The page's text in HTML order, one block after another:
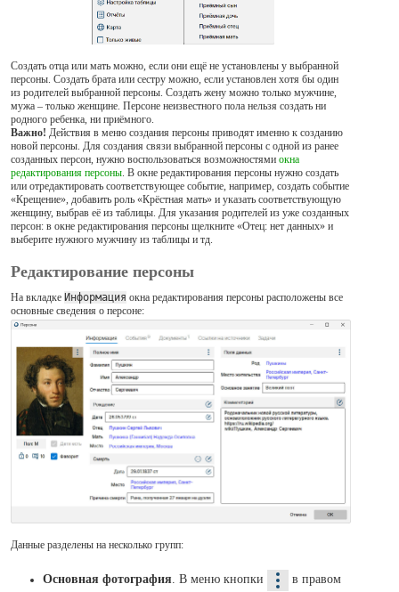
Создать отца или мать можно, если они ещё не установлены у выбранной
персоны. Создать брата или сестру можно, если установлен хотя бы один
из родителей выбранной персоны. Создать жену можно только мужчине,
мужа – только женщине. Персоне неизвестного пола нельзя создать ни
родного ребенка, ни приёмного.
Важно! Действия в меню создания персоны приводят именно к созданию
новой персоны. Для создания связи выбранной персоны с одной из ранее
созданных персон, нужно воспользоваться возможностями окна
редактирования персоны. В окне редактирования персоны нужно создать
или отредактировать соответствующее событие, например, создать событие
«Крещение», добавить роль «Крёстная мать» и указать соответствующую
женщину, выбрав её из таблицы. Для указания родителей из уже созданных
персон: в окне редактирования персоны щелкните «Отец: нет данных» и
выберите нужного мужчину из таблицы и тд.
Редактирование персоны
На вкладке Информация окна редактирования персоны расположены все
основные сведения о персоне:
Данные разделены на несколько групп:
Основная фотография . В меню кнопки
в правом